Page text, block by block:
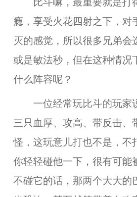
比斗嘛，最重要就是打
瘾，享受火花四射之下，对
灭的感觉，所以很多兄弟会
或是敏法秒，但在这种情况
什么阵容呢？
一位经常玩比斗的玩家
三只血厚、攻高、带反击、
怪，这玩意儿打也不是，不
你轻轻碰他一下，很有可能
不碰它的话，那两个大大的